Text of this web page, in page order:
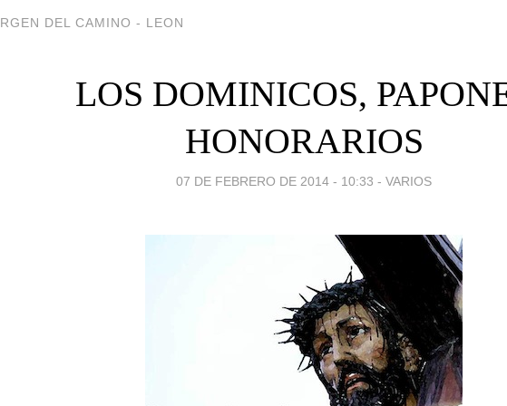
DEL CAMINO - LEON
LOS DOMINICOS,
HONORARIOS
07 DE FEBRERO DE 2014 - 10:33 - VARIOS